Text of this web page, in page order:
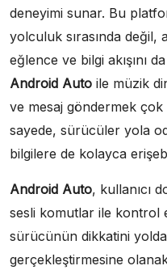
deneyimi sunar. Bu
yolculuk sırasında değil,
eğlence ve bilgi akışını
Android Auto ile müzik
ve mesaj göndermek
sayede, sürücüler yola
bilgilere de kolayca
Android Auto, kullanıcı
sesli komutlar ile kontrol
sürücünün dikkatini
gerçekleştirmesine